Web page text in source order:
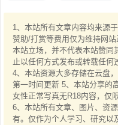
1、本站所有文章内容均来源
赞助/打赏等费用仅为维持网
本站立场，并不代表本站赞同
止以任何方式发布或转载任何
4、本站资源大多存储在云盘
第一时间更新 5、本站分享的
女性正常写真无R18内容，仅
6、本站所有文章、图片、资
有。仅作为个人学习、研究以